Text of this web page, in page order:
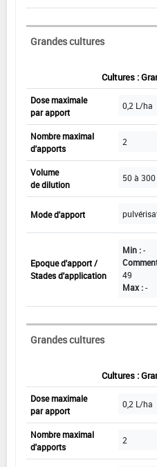
Grandes cultures
Cultures :
Dose maximale
par apport
0,2 L/ha
Nombre maximal
d'apports
2
Volume
de dilution
50 à 300
Mode d'apport
Epoque d'apport /
Stades d'application
Min :-
49
Max :-
Grandes cultures
Cultures :
Dose maximale
par apport
0,2 L/ha
Nombre maximal
d'apports
2